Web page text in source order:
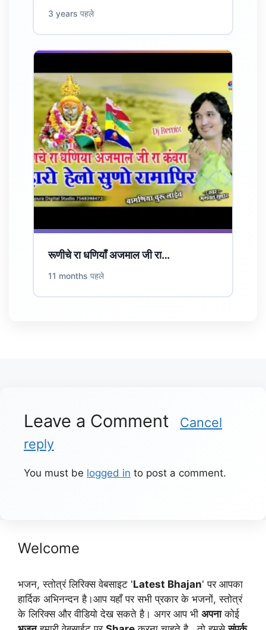
3 years पहले
रूणीचे रा धणियाँ अजमाल जी रा…
11 months पहले
Leave a Comment
Cancel
reply
You must be logged in to post a comment.
Welcome
भजन, स्तोत्रं लिरिक्स वेबसाइट 'Latest Bhajan' पर आपका
हार्दिक अभिनन्दन है।आप यहाँ पर सभी प्रकार के भजनों, स्तोत्रं
के लिरिक्स और वीडियो देख सकते है। अगर आप भी अपनाकोई